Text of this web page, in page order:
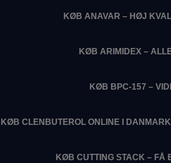
KØB ANAVAR – HØJ
KØB ARIMIDEX –
KØB BPC-157 –
KØB CLENBUTEROL ONLINE I
KØB CUTTING STACK – FÅ